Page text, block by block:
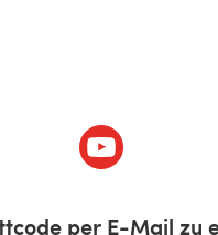
Tab)(öffnet sich in
per E-Mail zu